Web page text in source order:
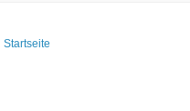
Startseite